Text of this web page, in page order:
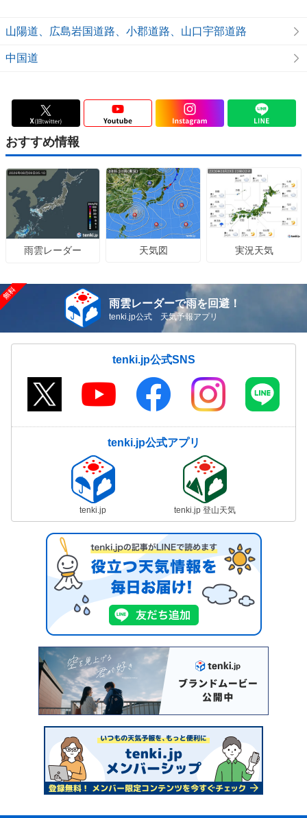
兵庫県の高速道路情報を見る
山陽道、広島岩国道路、小郡道路、山口宇部道路
中国道
おすすめ情報
雨雲レーダー 天気図 実況天気
雨雲レーダーで雨を回避！
tenki.jp公式 天気予報アプリ
tenki.jp公式SNS
tenki.jp公式アプリ
tenki.jp tenki.jp 登山天気